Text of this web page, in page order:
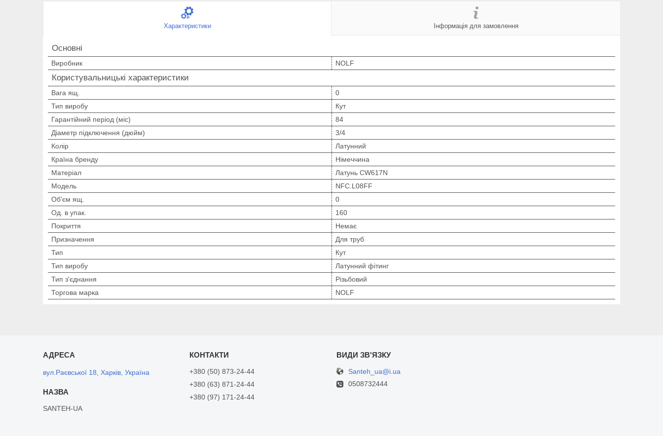
Характеристики Інформація для замовлення
Основні
Виробник NOLF
Користувальницькі характеристики
Вага ящ.
0
Тип виробу
Кут
Гарантійний період (міс)
84
Діаметр підключення (дюйм)
3/4
Колір
Латунний
Країна бренду
Німеччина
Матеріал
Латунь CW617N
Мoдель
NFC.L08FF
Об'єм ящ.
0
Од. в упак.
160
Покриття
Немає
Призначення
Для труб
Тип
Кут
Тип виробу
Латунний фітинг
Тип з'єднання
Різьбовий
Торгова марка
NOLF
вул.Раєвської 18, Харків, Україна
SANTEH-UA
+380 (50) 873-24-44
+380 (63) 871-24-44
+380 (97) 171-24-44
Santeh_ua@i.ua
0508732444